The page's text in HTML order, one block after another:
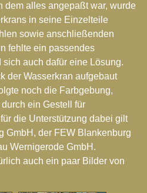
dem alles angepaßt war, wurde
in seine Einzelteile
sowie anschließenden
fehlte ein passendes
auch dafür eine Lösung.
der Wasserkran aufgebaut
noch die Farbgebung,
ein Gestell für
die Unterstützung dabei gilt
GmbH , der FEW Blankenburg
Wernigerode GmbH .
auch ein paar Bilder von